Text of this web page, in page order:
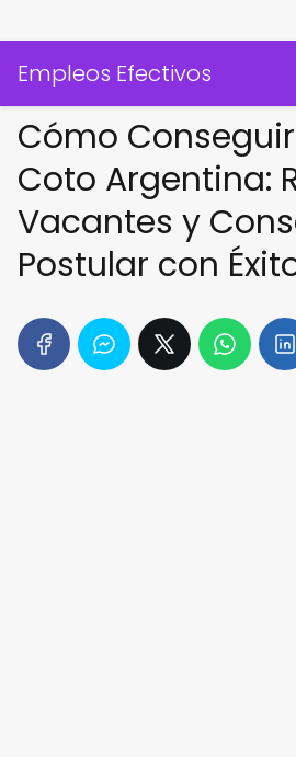
Empleos Efectivos
Cómo
Coto Argentina:
Vacantes y
Postular con